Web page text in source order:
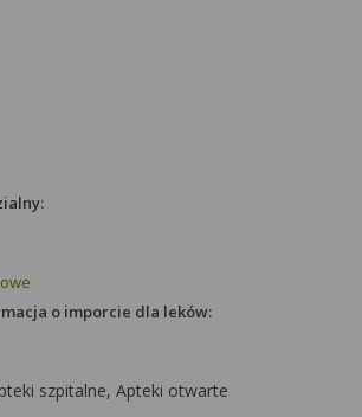
o imporcie dla leków:
szpitalne, Apteki otwarte